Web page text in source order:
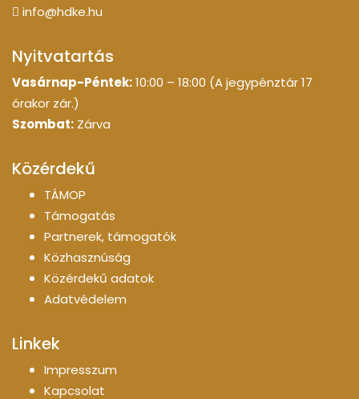
info@hdke.hu
Nyitvatartás
Vasárnap-Péntek:10:00 – 18:00 (A jegypénztár 17
órakor zár.)
Szombat: Zárva
Közérdekű
TÁMOP
Támogatás
Partnerek, támogatók
Közhasznúság
Közérdekű adatok
Adatvédelem
Linkek
Impresszum
Kapcsolat